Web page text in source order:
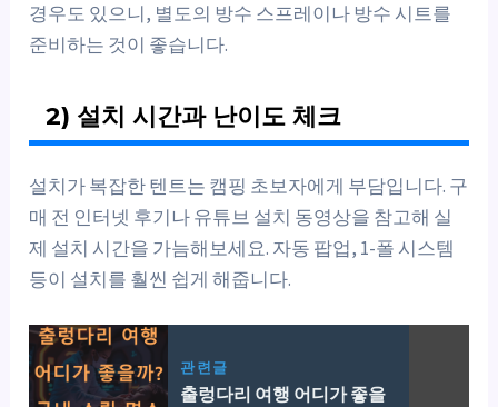
경우도 있으니, 별도의 방수 스프레이나 방수 시트를
준비하는 것이 좋습니다.
2) 설치 시간과 난이도 체크
설치가 복잡한 텐트는 캠핑 초보자에게 부담입니다. 구
매 전 인터넷 후기나 유튜브 설치 동영상을 참고해 실
제 설치 시간을 가늠해보세요. 자동 팝업, 1-폴 시스템
등이 설치를 훨씬 쉽게 해줍니다.
관련글
출렁다리 여행 어디가 좋을